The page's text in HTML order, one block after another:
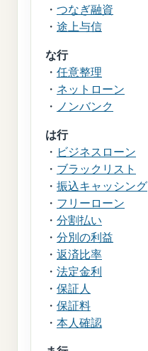
・ つなぎ融資
・ 途上与信
な行
・ 任意整理
・ ネットローン
・ ノンバンク
は行
・ ビジネスローン
・ ブラックリスト
・ 振込キャッシング
・ フリーローン
・ 分割払い
・ 分別の利益
・ 返済比率
・ 法定金利
・ 保証人
・ 保証料
・ 本人確認